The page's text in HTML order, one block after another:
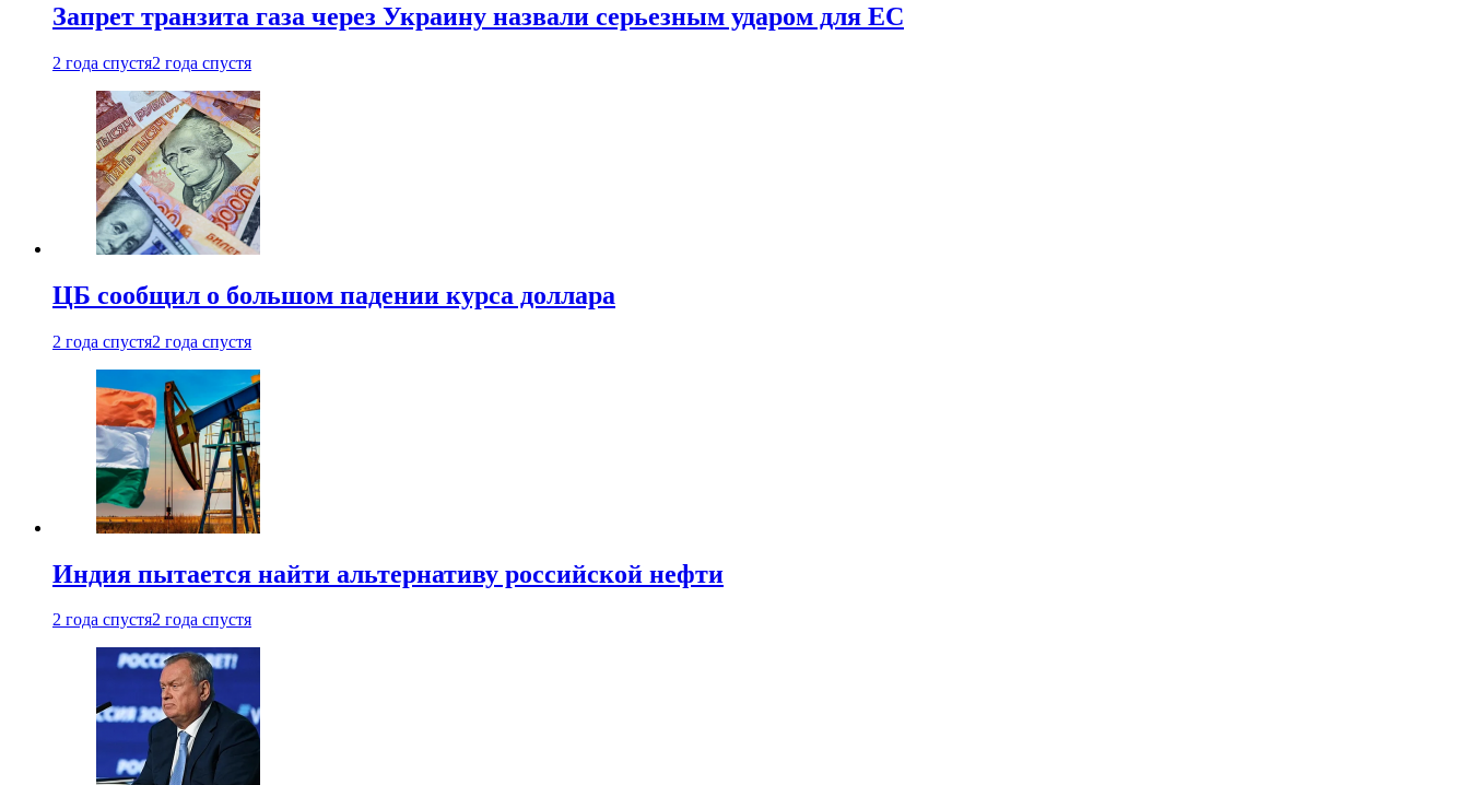
Запрет транзита газа через Украину назвали серьезным ударом для ЕС
2 года спустя2 года спустя
ЦБ сообщил о большом падении курса доллара
2 года спустя2 года спустя
Индия пытается найти альтернативу российской нефти
2 года спустя2 года спустя